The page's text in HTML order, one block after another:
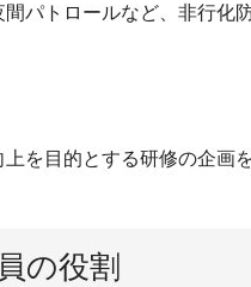
パトロールなど、非行化
を目的とする研修の企画
の役割